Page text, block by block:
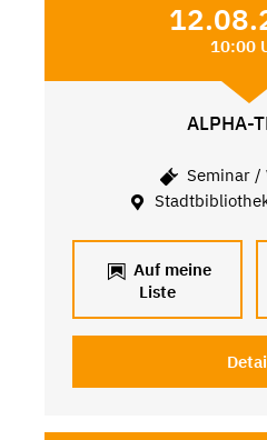
10:00
ALPHA-
Seminar /
Auf meine
Liste